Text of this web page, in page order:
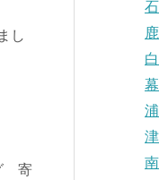
し
寄